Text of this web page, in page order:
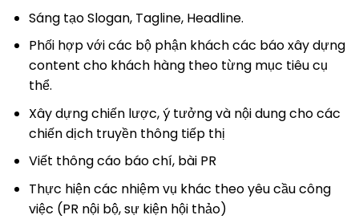
Sáng tạo Slogan, Tagline, Headline.
Phối hợp với các bộ phận khách các báo xây dựng
content cho khách hàng theo từng mục tiêu cụ
thể.
Xây dựng chiến lược, ý tưởng và nội dung cho các
chiến dịch truyền thông tiếp thị
Viết thông cáo báo chí, bài PR
Thực hiện các nhiệm vụ khác theo yêu cầu công
việc (PR nội bộ, sự kiện hội thảo)